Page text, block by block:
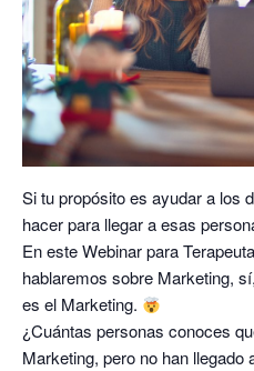
Si tu propósito es ayudar a los
hacer para llegar a esas
En este Webinar para
hablaremos sobre Marketing,
es el Marketing.
¿Cuántas personas conoces
Marketing, pero no han llegado